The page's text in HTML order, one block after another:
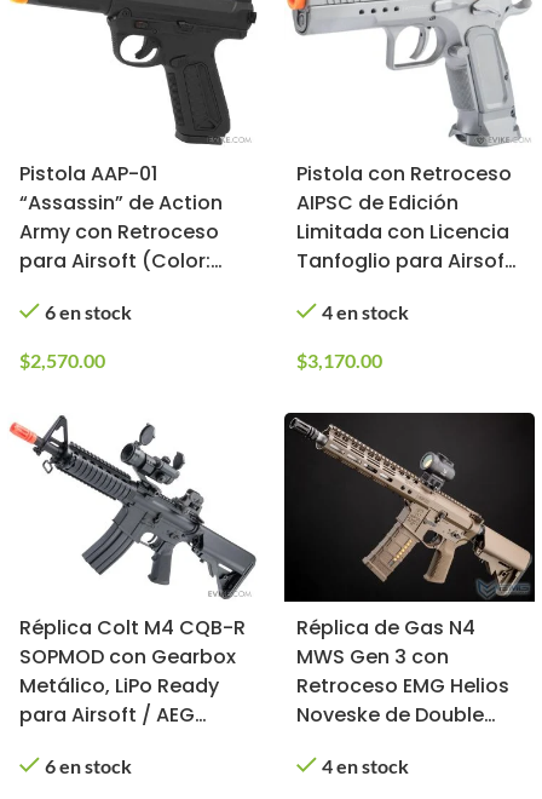
Pistola AAP-01
“Assassin” de Action
Army con Retroceso
para Airsoft (Color:
6 en stock
$2,570.00
Pistola con Retroceso
AIPSC de Edición
Limitada con Licencia
Tanfoglio para Airsoft
(Color: Plata, Tipo:
CO2)
4 en stock
$3,170.00
Réplica Colt M4 CQB-R
SOPMOD con Gearbox
Metálico, LiPo Ready
para Airsoft / AEG
6 en stock
Réplica de Gas N4
MWS Gen 3 con
Retroceso EMG Helios
Noveske de Double
Earth)
4 en stock